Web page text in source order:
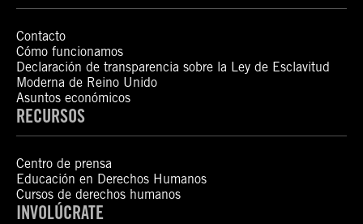
Contacto
Cómo funcionamos
Declaración de transparencia sobre la Ley de Esclavitud
Moderna de Reino Unido
Asuntos económicos
RECURSOS
Centro de prensa
Educación en Derechos Humanos
Cursos de derechos humanos
INVOLÚCRATE